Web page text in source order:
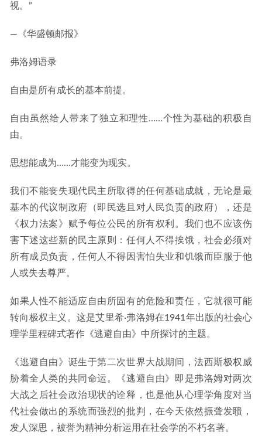
视。”
—《华盛顿邮报》
弗洛姆语录
自由是所有成长的基本前提。
自由虽然给人带来了独立和理性……个性为基础的积极自
由。
思想能成为……才能变为现实。
我们不能丧失现代民主所取得的任何基础成就，无论是最
基本的代议制政府（即民选且对人民负责的政府），还是
《权力法案》赋予每位公民的所有权利。我们也不应该伤
害下述这些新的民主原则：任何人不得挨饿，社会必须对
所有成员负责，任何人不得因害怕失业和饥饿而臣服于他
人或失去尊严。
如果人性不能适应自由所固有的危险和责任，它就很可能
转向极权主义。这是艾里希·弗洛姆在1941年出版的社会心
理学里程碑式著作《逃避自由》中所探讨的主题。
《逃避自由》诞生于第二次世界大战期间，法西斯极权威
胁着全人类的共同命运。《逃避自由》即是弗洛姆对两次
大战之后社会政治现状的诠释，也是他从心理学角度对当
代社会做出的系统而强烈的批判，在今天依然振聋发聩，
发人深思，被誉为精神分析运用在社会学的不朽名著。